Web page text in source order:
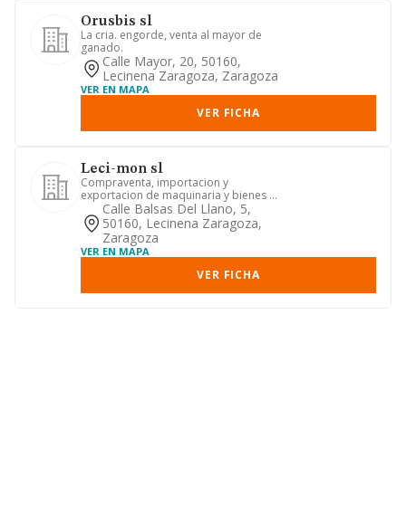
Orusbis sl
La cria. engorde, venta al mayor de
ganado.
Calle Mayor, 20, 50160,
Lecinena Zaragoza, Zaragoza
VER EN MAPA
VER FICHA
Leci-mon sl
Compraventa, importacion y
exportacion de maquinaria y bienes de
equipoCalle Balsas Del Llano, 5,
50160, Lecinena Zaragoza,
Zaragoza
VER EN MAPA
VER FICHA